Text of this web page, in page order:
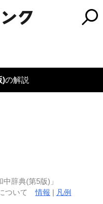
)の解説
辞典(第5版)」
について情報 | 凡例